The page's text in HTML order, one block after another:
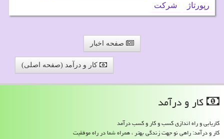
رپورتاژ
شركت
صفحه اخبار
کار و درآمد (صفحه اصلی)
كار و درآمد
کاریابی و راه اندازی کسب و کار و کسب درآمد
کار و درآمد: راهی نو جهت زندگی بهتر ، همراه شما در راه موفقیت